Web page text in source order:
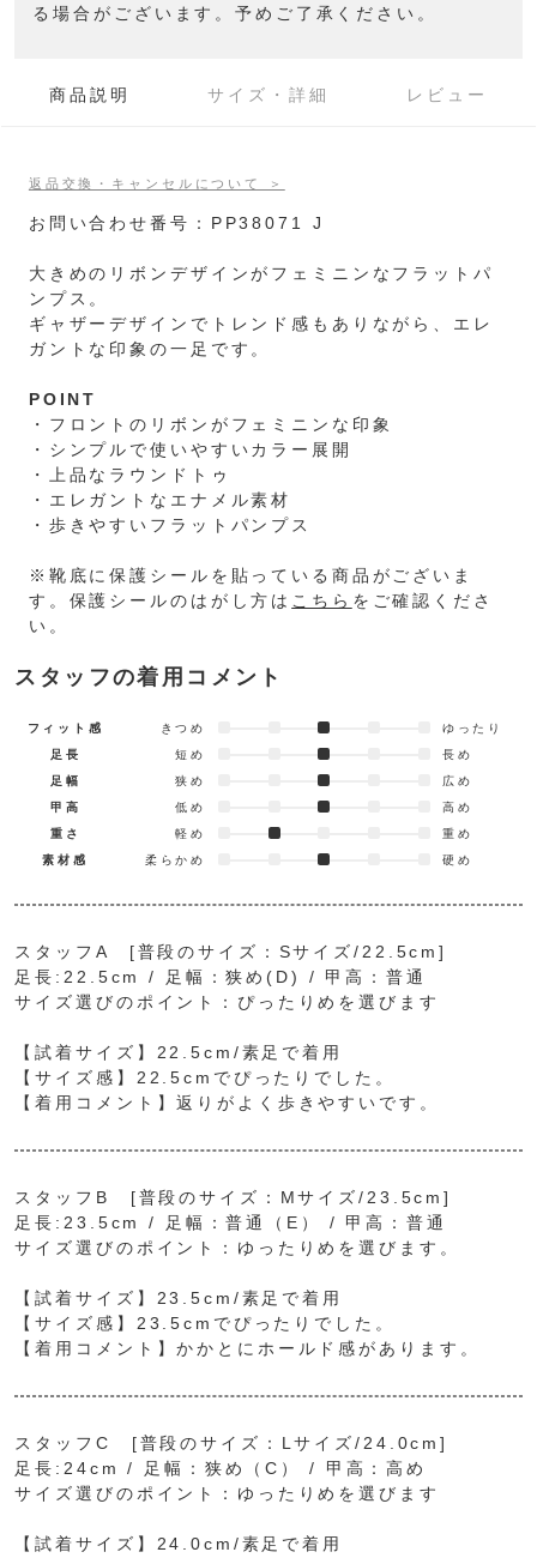
る場合がございます。予めご了承ください。
商品説明 サイズ・詳細 レビュー
返品交換・キャンセルについて ＞
お問い合わせ番号：PP38071 J
大きめのリボンデザインがフェミニンなフラットパ
ンプス。
ギャザーデザインでトレンド感もありながら、エレ
ガントな印象の一足です。
POINT
・フロントのリボンがフェミニンな印象
・シンプルで使いやすいカラー展開
・上品なラウンドトゥ
・エレガントなエナメル素材
・歩きやすいフラットパンプス
※靴底に保護シールを貼っている商品がございま
す。保護シールのはがし方は こちら をご確認くださ
い。
スタッフの着用コメント
フィット感 きつめ
ゆったり
足長
短め
長め
足幅
狭め
広め
甲高
低め
高め
重さ
軽め
重め
素材感
柔らかめ 硬め
スタッフA [普段のサイズ：Sサイズ/22.5cm]
足長:22.5cm / 足幅：狭め(D) / 甲高：普通
サイズ選びのポイント：ぴったりめを選びます
【試着サイズ】22.5cm/素足で着用
【サイズ感】22.5cmでぴったりでした。
【着用コメント】返りがよく歩きやすいです。
スタッフB [普段のサイズ：Mサイズ/23.5cm]
足長:23.5cm / 足幅：普通（E） / 甲高：普通
サイズ選びのポイント：ゆったりめを選びます。
【試着サイズ】23.5cm/素足で着用
【サイズ感】23.5cmでぴったりでした。
【着用コメント】かかとにホールド感があります。
スタッフC [普段のサイズ：Lサイズ/24.0cm]
足長:24cm / 足幅：狭め（C） / 甲高：高め
サイズ選びのポイント：ゆったりめを選びます
【試着サイズ】24.0cm/素足で着用